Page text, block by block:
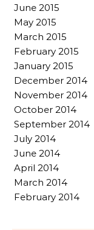
June 2015
May 2015
March 2015
February 2015
January 2015
December 2014
November 2014
October 2014
September 2014
July 2014
June 2014
April 2014
March 2014
February 2014